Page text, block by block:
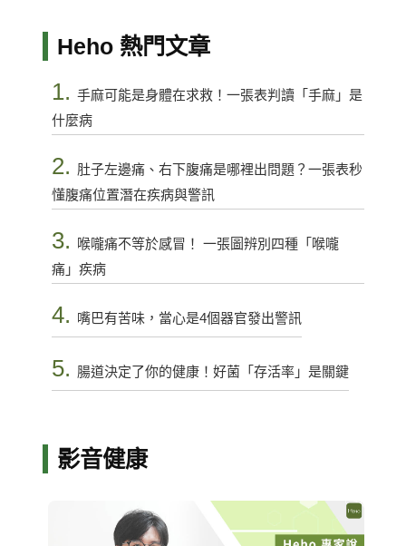
Heho 熱門文章
1. 手麻可能是身體在求救！一張表判讀「手麻」是
什麼病
2. 肚子左邊痛、右下腹痛是哪裡出問題？一張表秒
懂腹痛位置潛在疾病與警訊
3.
喉嚨痛不等於感冒！ 一張圖辨別四種「喉嚨
痛」疾病
4. 嘴巴有苦味，當心是4個器官發出警訊
5. 腸道決定了你的健康！好菌「存活率」是關鍵
影音健康